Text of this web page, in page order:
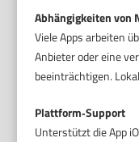
Abhängigkeiten
Viele Apps arbeiten
Anbieter oder eine
beeinträchtigen.
Plattform‑Support
Unterstützt die App